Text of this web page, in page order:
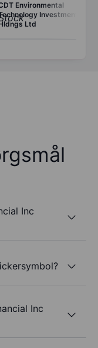
Environmental
Investment
Ltd
Inc
Inc